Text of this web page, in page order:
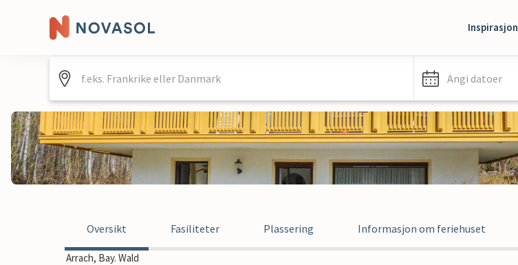
Inspirasjon
Angi datoer
Oversikt Fasiliteter Plassering Informasjon om feriehuset
Arrach, Bay. Wald